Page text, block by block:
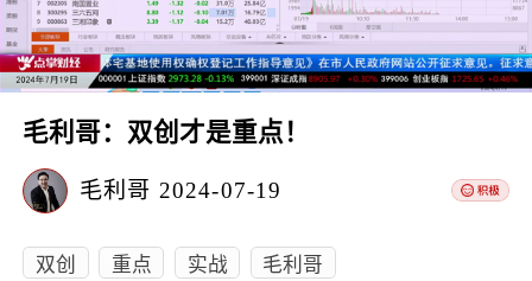
毛利哥：双创才是重点！
毛利哥 2024-07-19
双创 重点 实战 毛利哥